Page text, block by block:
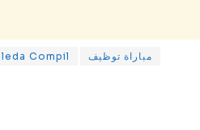
Compil
مباراة توظيف